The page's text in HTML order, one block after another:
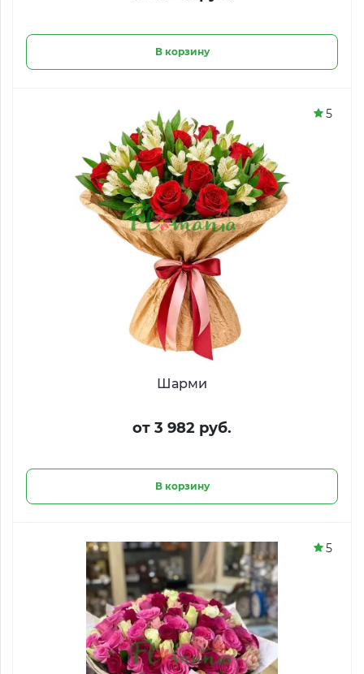
В корзину
Шарми
от 3 982 руб.
В корзину
5
5